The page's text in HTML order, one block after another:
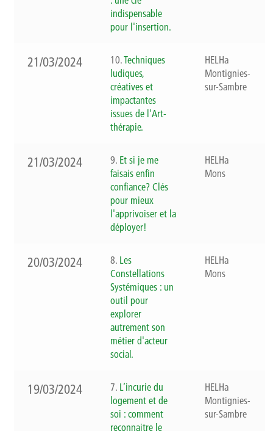
indispensable
pour l'insertion.
21/03/2024 10.Techniques
ludiques,
créatives et
impactantes
issues de l'Art-
thérapie.
HELHa
Montignies-
sur-Sambre
21/03/2024 9. Et si je me
faisais enfin
confiance? Clés
pour mieux
l'apprivoiser et la
déployer!
HELHa
Mons
20/03/2024 8. Les
Constellations
Systémiques : un
outil pour
explorer
autrement son
métier d'acteur
social.
HELHa
Mons
19/03/2024 7. L’incurie du
logement et de
soi : comment
reconnaitre le
HELHa
Montignies-
sur-Sambre